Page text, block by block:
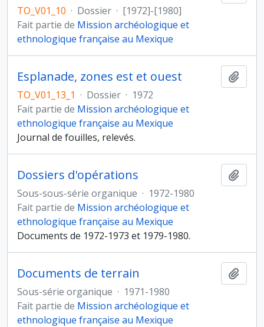
TO_V01_10 · Dossier · [1972]-[1980]
Fait partie de Mission archéologique et
ethnologique française au Mexique
Esplanade, zones est et ouest
TO_V01_13_1 · Dossier · 1972
Fait partie de Mission archéologique et
ethnologique française au Mexique
Journal de fouilles, relevés.
Dossiers d'opérations
Sous-sous-série organique · 1972-1980
Fait partie de Mission archéologique et
ethnologique française au Mexique
Documents de 1972-1973 et 1979-1980.
Documents de terrain
Sous-série organique · 1971-1980
Fait partie de Mission archéologique et
ethnologique française au Mexique